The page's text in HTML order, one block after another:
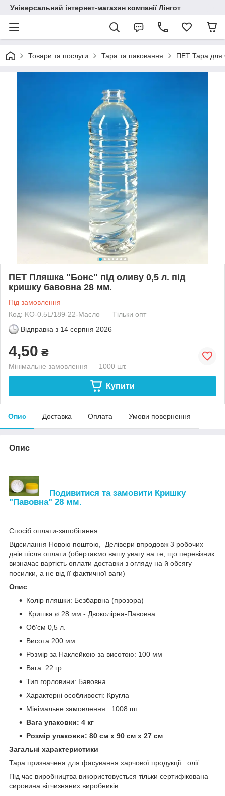
Універсальний інтернет-магазин компанії Лінгот
Товари та послуги Тара та паковання ПЕТ Тара для
ПЕТ Пляшка "Бонс" під оливу 0,5 л. під
кришку бавовна 28 мм.
Під замовлення
Код: KO-0.5L/189-22-Масло
Тільки опт
Відправка з 14 серпня 2026
4,50 ₴
Мінімальне замовлення — 1000 шт.
Купити
Опис Доставка Оплата Умови повернення
Опис
Подивитися та замовити Кришку
"Павовна" 28 мм.
Спосіб оплати-запобігання.
Відсилання Новою поштою, Делівери впродовж 3 робочих
днів після оплати (обертаємо вашу увагу на те, що перевізник
визначає вартість оплати доставки з огляду на й обсягу
посилки, а не від її фактичної ваги)
Опис
Колір пляшки: Безбарвна (прозора)
Кришка ø 28 мм.- Двоколірна-Павовна
Об'єм 0,5 л.
Висота 200 мм.
Розмір за Наклейкою за висотою: 100 мм
Вага: 22 гр.
Тип горловини: Бавовна
Характерні особливості: Кругла
Мінімальне замовлення: 1008 шт
Вага упаковки: 4 кг
Розмір упаковки: 80 см х 90 см х 27 см
Загальні характеристики
Тара призначена для фасування харчової продукції: олії
Під час виробництва використовується тільки сертифікована
сировина вітчизняних виробників.